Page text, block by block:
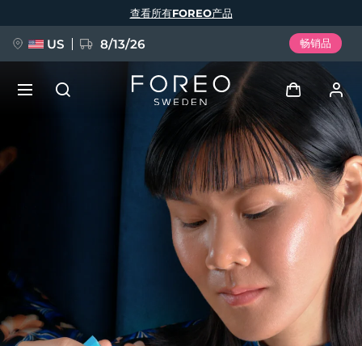
查看所有FOREO产品
US 8/13/26 畅销品
登录
用户信息
我的设备
我的订单
我的地址
FAQ™ Pure Beauty-Tech Elixir
issa™ Teeth Whitening Set
Deutsch
Español
Italiano
Português
Русский
Türkçe
繁體中文